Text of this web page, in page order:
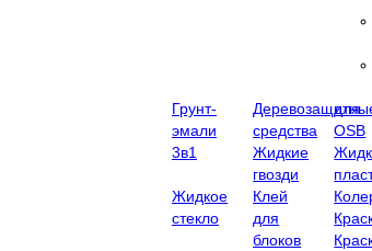
Грунт-
эмали
3в1
средства
для
OSB
Жидкие
гвозди
Жидкое
стекло
Клей
для
блоков